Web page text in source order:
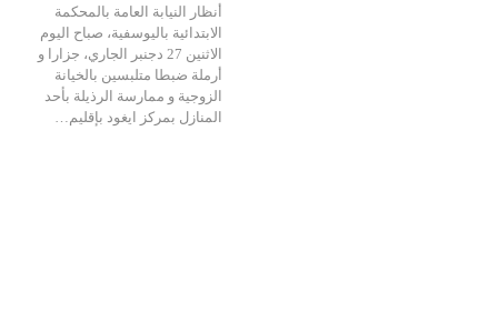
أنظار النيابة العامة بالمحكمة
الابتدائية باليوسفية، صباح اليوم
الاثنين 27 دجنبر الجاري، جزارا و
أرملة ضبطا متلبسين بالخيانة
الزوجية و ممارسة الرذيلة بأحد
المنازل بمركز ايغود بإقليم…